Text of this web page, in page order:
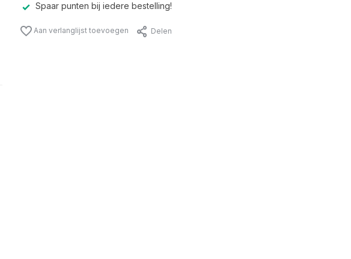
Spaar punten bij iedere bestelling!
Aan verlanglijst toevoegen Delen